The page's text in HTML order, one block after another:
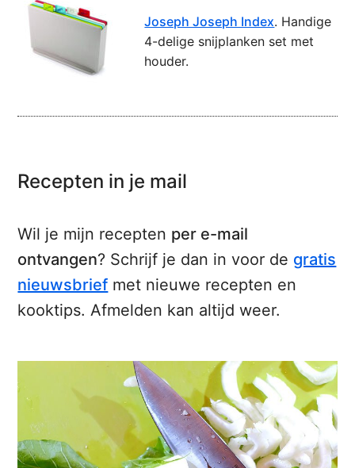
Joseph Joseph Index. Handige
4-delige snijplanken set met
houder.
Recepten in je mail
Wil je mijn recepten per e-mail
ontvangen? Schrijf je dan in voor de gratis
nieuwsbrief met nieuwe recepten en
kooktips. Afmelden kan altijd weer.